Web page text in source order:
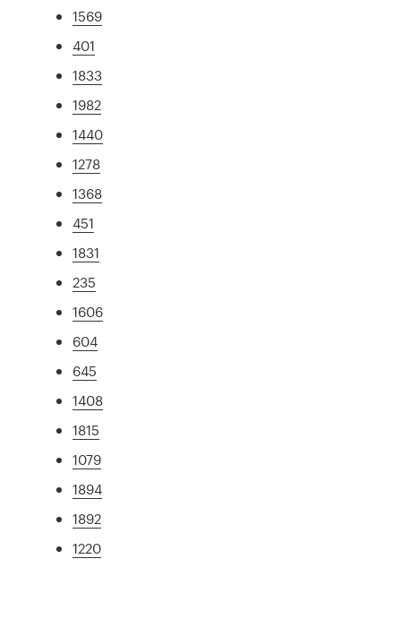
1569
401
1833
1982
1440
1278
1368
451
1831
235
1606
604
645
1408
1815
1079
1894
1892
1220